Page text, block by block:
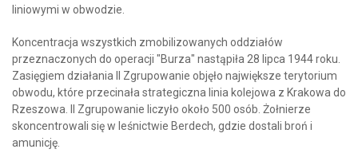
liniowymi w obwodzie.
Koncentracja wszystkich zmobilizowanych oddziałów
przeznaczonych do operacji "Burza" nastąpiła 28 lipca 1944 roku.
Zasięgiem działania II Zgrupowanie objęło największe terytorium
obwodu, które przecinała strategiczna linia kolejowa z Krakowa do
Rzeszowa. II Zgrupowanie liczyło około 500 osób. Żołnierze
skoncentrowali się w leśnictwie Berdech, gdzie dostali broń i
amunicję.